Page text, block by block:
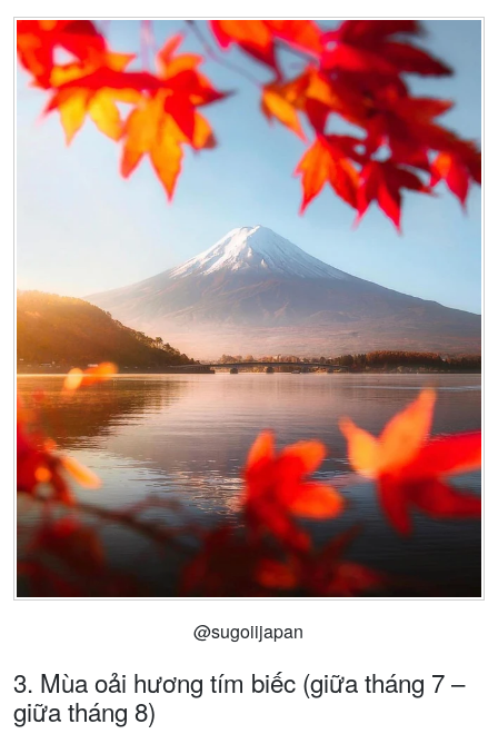
@sugoiijapan
3. Mùa oải hương tím biếc (giữa tháng 7 –
giữa tháng 8)